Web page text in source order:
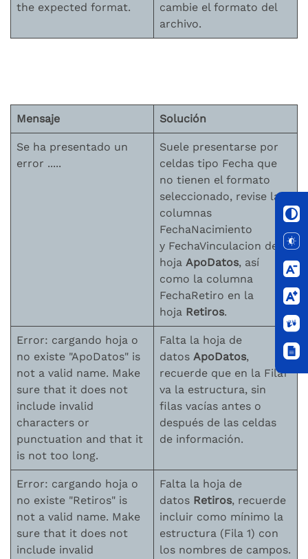
the expected format.
cambie el formato del
archivo.
Mensaje Solución
Se ha presentado un
error .....
Suele presentarse por
celdas tipo Fecha que
no tienen el formato
seleccionado, revise las
columnas
FechaNacimiento
y FechaVinculacion de la
hoja ApoDatos, así
como la columna
FechaRetiro en la
hoja Retiros.
Error: cargando hoja o
no existe "ApoDatos" is
not a valid name. Make
sure that it does not
include invalid
characters or
punctuation and that it
is not too long.
Falta la hoja de
datos ApoDatos,
recuerde que en la Fila1
va la estructura, sin
filas vacías antes o
después de las celdas
de información.
Error: cargando hoja o
no existe "Retiros" is
not a valid name. Make
sure that it does not
include invalid
Falta la hoja de
datos Retiros, recuerde
incluir como mínimo la
estructura (Fila 1) con
los nombres de campos.